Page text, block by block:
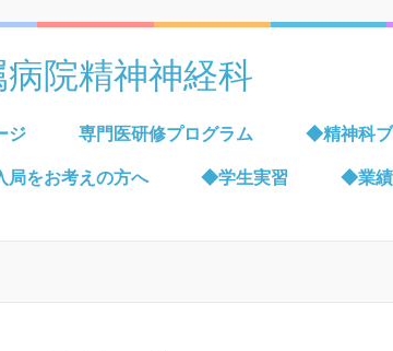
院精神神経科
ジ 専門医研修プログラム ◆精神科
をお考えの方へ ◆学生実習 ◆業績